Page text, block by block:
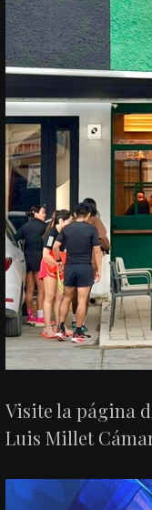
Visite la página
Luis Millet